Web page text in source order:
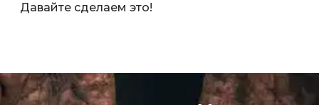
Давайте сделаем это!